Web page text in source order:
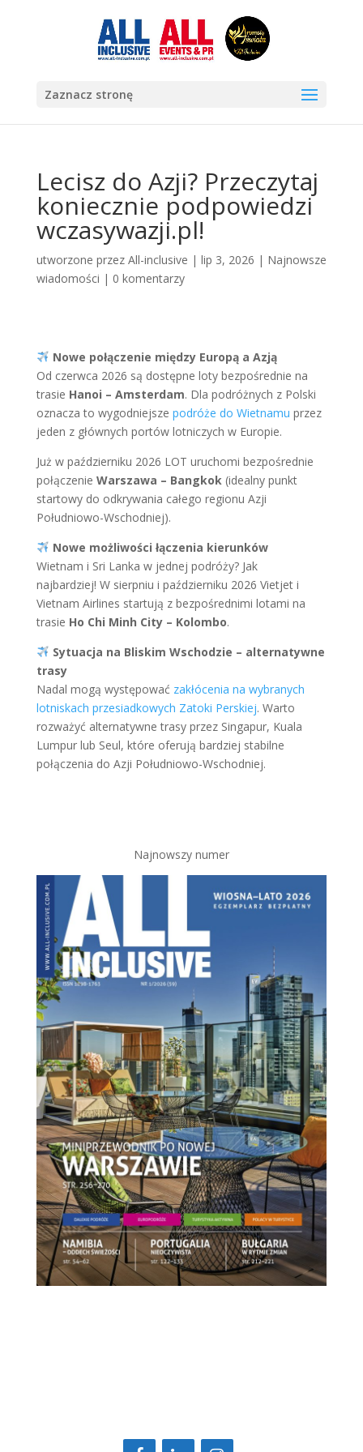
Zaznacz stronę
Lecisz do Azji? Przeczytaj
koniecznie podpowiedzi
wczasywazji.pl!
utworzone przez All-inclusive | lip 3, 2026 | Najnowsze
wiadomości | 0 komentarzy
Nowe połączenie między Europą a Azją
Od czerwca 2026 są dostępne loty bezpośrednie na
trasie Hanoi – Amsterdam. Dla podróżnych z Polski
oznacza to wygodniejsze podróże do Wietnamu przez
jeden z głównych portów lotniczych w Europie.
Już w październiku 2026 LOT uruchomi bezpośrednie
połączenie Warszawa – Bangkok(idealny punkt
startowy do odkrywania całego regionu Azji
Południowo-Wschodniej).
Nowe możliwości łączenia kierunków
Wietnam i Sri Lanka w jednej podróży? Jak
najbardziej! W sierpniu i październiku 2026 Vietjet i
Vietnam Airlines startują z bezpośrednimi lotami na
trasie Ho Chi Minh City – Kolombo.
Sytuacja na Bliskim Wschodzie – alternatywne
trasy
Nadal mogą występować zakłócenia na wybranych
lotniskach przesiadkowych Zatoki Perskiej. Warto
rozważyć alternatywne trasy przez Singapur, Kuala
Lumpur lub Seul, które oferują bardziej stabilne
połączenia do Azji Południowo-Wschodniej.
Najnowszy numer